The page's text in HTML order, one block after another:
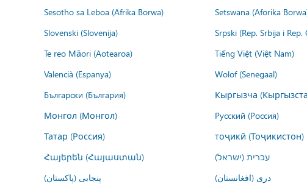
Sesotho sa Leboa (Afrika Borwa)
Setswana (Aforika
Slovenski (Slovenija)
Srpski (Rep. Srbija i Rep.
Te reo Māori (Aotearoa)
Tiếng Việt (Việt Nam)
Valencià (Espanya)
Wolof (Senegaal)
Български (България)
Кыргызча
Монгол (Монгол)
Русский (Россия)
Татар (Россия)
тоҷикӣ (Тоҷикистон)
Հայերեն (Հայաստան)
עברית (ישראל)
پنجابی (پاکستان)
درى (افغانستان)